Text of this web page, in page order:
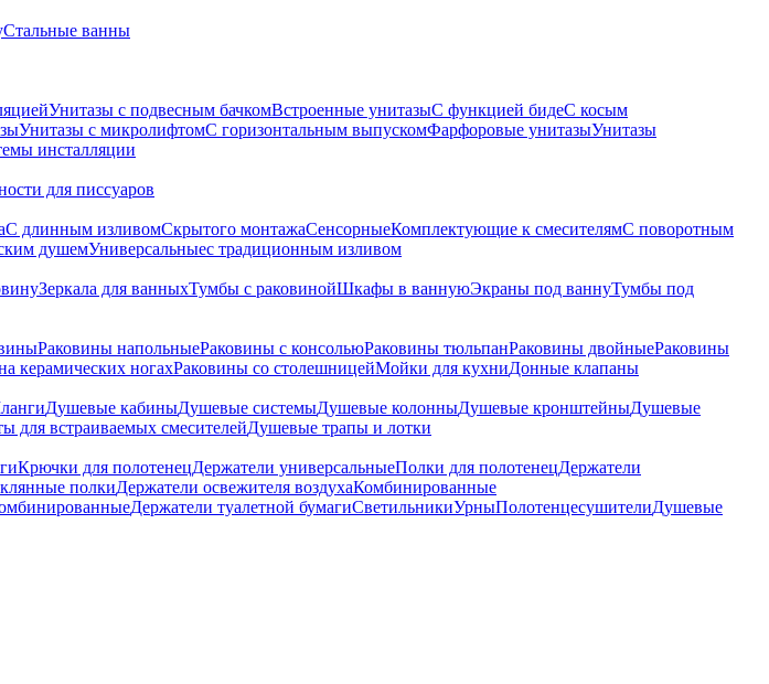
Стальные ванны
Унитазы с подвесным бачкомВстроенные унитазыС функцией бидеС косым
Унитазы с микролифтомC горизонтальным выпускомФарфоровые унитазыУнитазы
инсталляции
для писсуаров
С длинным изливомСкрытого монтажаСенсорныеКомплектующие к смесителямС поворотным
душемУниверсальныес традиционным изливом
Зеркала для ванныхТумбы с раковинойШкафы в ваннуюЭкраны под ваннуТумбы под
Раковины напольныеРаковины с консольюРаковины тюльпанРаковины двойныеРаковины
керамических ногахРаковины со столешницейМойки для кухниДонные клапаны
Душевые кабиныДушевые системыДушевые колонныДушевые кронштейныДушевые
для встраиваемых смесителейДушевые трапы и лотки
Крючки для полотенецДержатели универсальныеПолки для полотенецДержатели
полкиДержатели освежителя воздухаКомбинированные
Держатели туалетной бумагиСветильникиУрныПолотенцесушителиДушевые